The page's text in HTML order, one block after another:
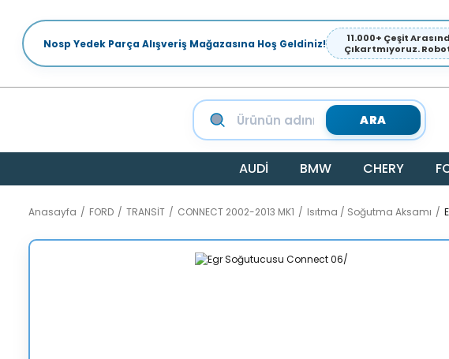
Nosp Yedek Parça Alışveriş Mağazasına Hoş Geldiniz!
11.000+ Çeşit
Çıkartmıyoruz.
ARA
AUDİ BMW CHERY
Anasayfa FORD TRANSİT CONNECT 2002-2013 MK1 Isıtma / Soğutma Aksamı